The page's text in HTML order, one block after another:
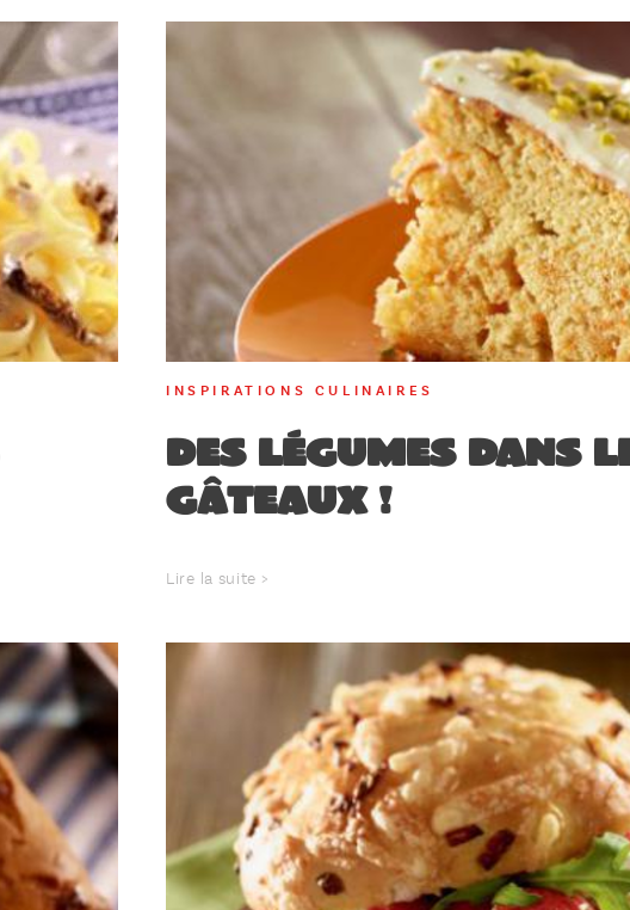
INSPIRATIONS CULINAIRES
Des légumes dans
gâteaux !
Lire la suite >